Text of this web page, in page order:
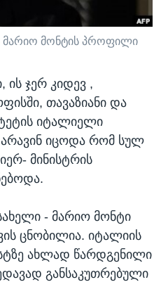
მარიო მონტის პროფილი
ის ჯერ კიდევ ,
თავაზიანი და
იტალიელი
არავინ იცოდა რომ სულ
მინისტრის
- მარიო მონტი
ცნობილია. იტალიის
ახლად წარდგენილი
განსაკუთრებული